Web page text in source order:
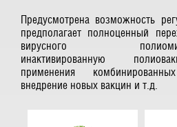
Предусмотрена возможность
предполагает полноценный
вирусного
инактивированную
применения
внедрение новых вакцин и т.д.